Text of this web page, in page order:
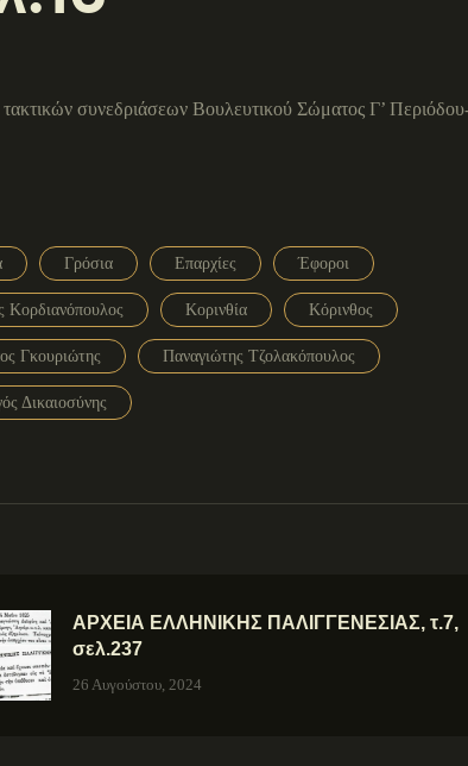
συνεδριάσεων Βουλευτικού Σώματος Γ’
Γρόσια Επαρχίες Έφοροι
Κορδιανόπουλος Κορινθία Κόρινθος
Γκουριώτης Παναγιώτης Τζολακόπουλος
Δικαιοσύνης
ΑΡΧΕΙΑ ΕΛΛΗΝΙΚΗΣ ΠΑΛΙΓΓΕΝΕΣΙΑΣ, τ.7,
σελ.237
26 Αυγούστου, 2024